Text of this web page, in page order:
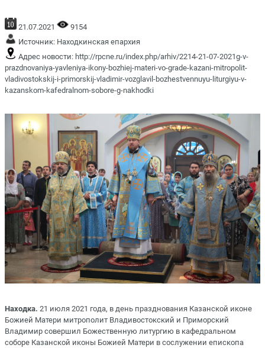
21.07.2021
9154
Источник: Находкинская епархия
Адрес новости: http://rpcne.ru/index.php/arhiv/2214-21-07-2021g-v-
prazdnovaniya-yavleniya-ikony-bozhiej-materi-vo-grade-kazani-mitropolit-
vladivostokskij-i-primorskij-vladimir-vozglavil-bozhestvennuyu-liturgiyu-v-
kazanskom-kafedralnom-sobore-g-nakhodki
Находка. 21 июля 2021 года, в день празднования Казанской иконе
Божией Матери митрополит Владивостокский и Приморский
Владимир совершил Божественную литургию в кафедральном
соборе Казанской иконы Божией Матери в сослужении епископа